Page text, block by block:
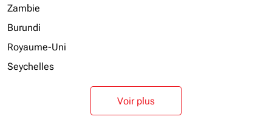
Zambie
Burundi
Royaume-Uni
Seychelles
Voir plus